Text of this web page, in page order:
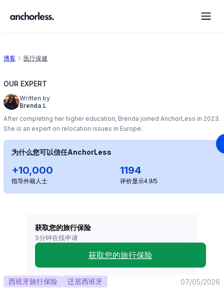
博客 医疗保健
OUR EXPERT
Written by
Brenda.L
After completing her higher education, Brenda joined AnchorLess in 2023.
She is an expert on relocation issues in Europe.
为什么您可以信任AnchorLess
+10,000
指导外籍人士
1194
评价显示4.9/5
获取您的旅行保险
5分钟在线申请
获取您的旅行保险
西班牙旅行保险 迁居西班牙 07/05/2026